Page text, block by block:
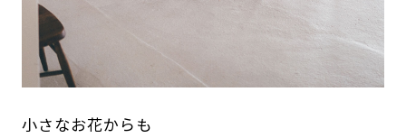
小さなお花からも